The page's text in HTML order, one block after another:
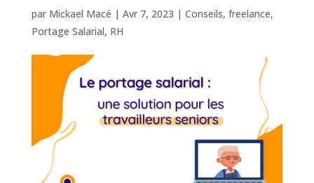
par Mickael Macé | Avr 7, 2023 | Conseils, freelance,
Portage Salarial, RH